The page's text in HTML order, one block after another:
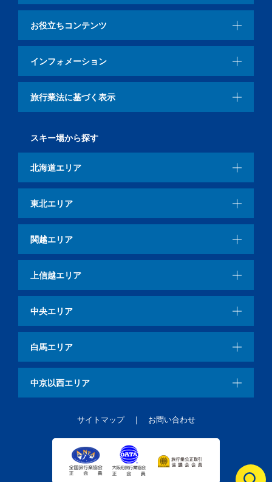
お役立ちコンテンツ
インフォメーション
旅行業法に基づく表示
スキー場から探す
北海道エリア
東北エリア
関越エリア
上信越エリア
中央エリア
白馬エリア
中京以西エリア
サイトマップ お問い合わせ